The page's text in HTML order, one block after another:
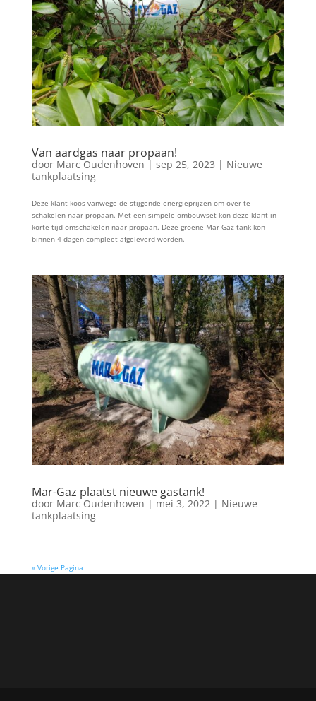
Van aardgas naar propaan!
door Marc Oudenhoven | sep 25, 2023 | Nieuwe
tankplaatsing
Deze klant koos vanwege de stijgende energieprijzen om over te
schakelen naar propaan. Met een simpele ombouwset kon deze klant in
korte tijd omschakelen naar propaan. Deze groene Mar-Gaz tank kon
binnen 4 dagen compleet afgeleverd worden.
Mar-Gaz plaatst nieuwe gastank!
door Marc Oudenhoven | mei 3, 2022| Nieuwe
tankplaatsing
« Vorige Pagina